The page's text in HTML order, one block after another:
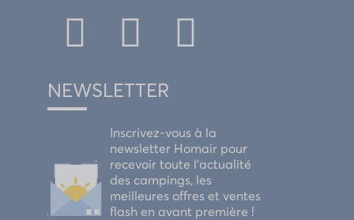
NEWSLETTER
Inscrivez-vous à la
newsletter Homair pour
recevoir toute l'actualité
des campings, les
meilleures offres et ventes
flash en avant première !